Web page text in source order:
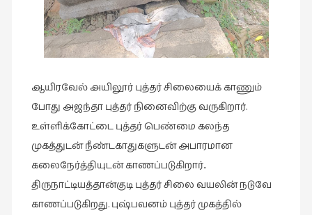
நுண்கலை
நேர்காணல்
படித்தவை
பயணங்கள்
ஆயிரவேல் அயிலூர் புத்தர் சிலையைக் காணும்
போது அஜந்தா புத்தர் நினைவிற்கு வருகிறார்.
உள்ளிக்கோட்டை புத்தர் பெண்மை கலந்த
முகத்துடன் நீண்டகாதுகளுடன் அபாரமான
கலைநேர்த்தியுடன் காணப்படுகிறார்..
திருநாட்டியத்தான்குடி புத்தர் சிலை வயலின் நடுவே
காணப்படுகிறது. புஷ்பவனம் புத்தர் முகத்தில்